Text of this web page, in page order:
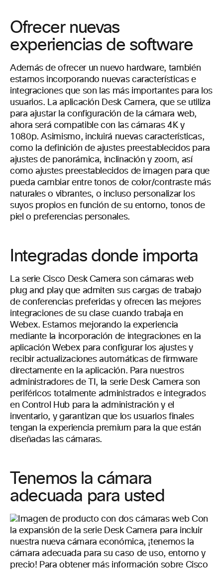
Ofrecer nuevas
experiencias de software
Además de ofrecer un nuevo hardware, también
estamos incorporando nuevas características e
integraciones que son las más importantes para los
usuarios. La aplicación Desk Camera, que se utiliza
para ajustar la configuración de la cámara web,
ahora será compatible con las cámaras 4K y
1080p. Asimismo, incluirá nuevas características,
como la definición de ajustes preestablecidos para
ajustes de panorámica, inclinación y zoom, así
como ajustes preestablecidos de imagen para que
pueda cambiar entre tonos de color/contraste más
naturales o vibrantes, o incluso personalizar los
suyos propios en función de su entorno, tonos de
piel o preferencias personales.
Integradas donde importa
La serie Cisco Desk Camera son cámaras web
plug and play que admiten sus cargas de trabajo
de conferencias preferidas y ofrecen las mejores
integraciones de su clase cuando trabaja en
Webex. Estamos mejorando la experiencia
mediante la incorporación de integraciones en la
aplicación Webex para configurar los ajustes y
recibir actualizaciones automáticas de firmware
directamente en la aplicación. Para nuestros
administradores de TI, la serie Desk Camera son
periféricos totalmente administrados e integrados
en Control Hub para la administración y el
inventario, y garantizan que los usuarios finales
tengan la experiencia premium para la que están
diseñadas las cámaras.
Tenemos la cámara
adecuada para usted
Con
la expansión de la serie Desk Camera para incluir
nuestra nueva cámara económica, ¡tenemos la
cámara adecuada para su caso de uso, entorno y
precio! Para obtener más información sobre Cisco